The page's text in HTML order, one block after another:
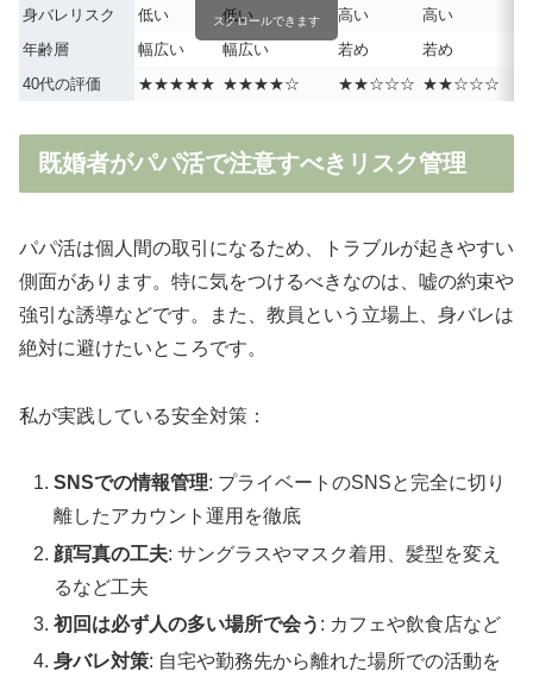
身バレリスク
低い 低い 高い
高い
年齢層
幅広い 幅広い 若め
若め
40代の評価
★★★★★ ★★★★☆ ★★☆☆☆ ★★☆☆☆
スクロールできます
既婚者がパパ活で注意すべきリスク管理
パパ活は個人間の取引になるため、トラブルが起きやすい
側面があります。特に気をつけるべきなのは、嘘の約束や
強引な誘導などです。また、教員という立場上、身バレは
絶対に避けたいところです。
私が実践している安全対策：
SNSでの情報管理: プライベートのSNSと完全に切り
離したアカウント運用を徹底
顔写真の工夫: サングラスやマスク着用、髪型を変え
るなど工夫
初回は必ず人の多い場所で会う : カフェや飲食店など
身バレ対策: 自宅や勤務先から離れた場所での活動を